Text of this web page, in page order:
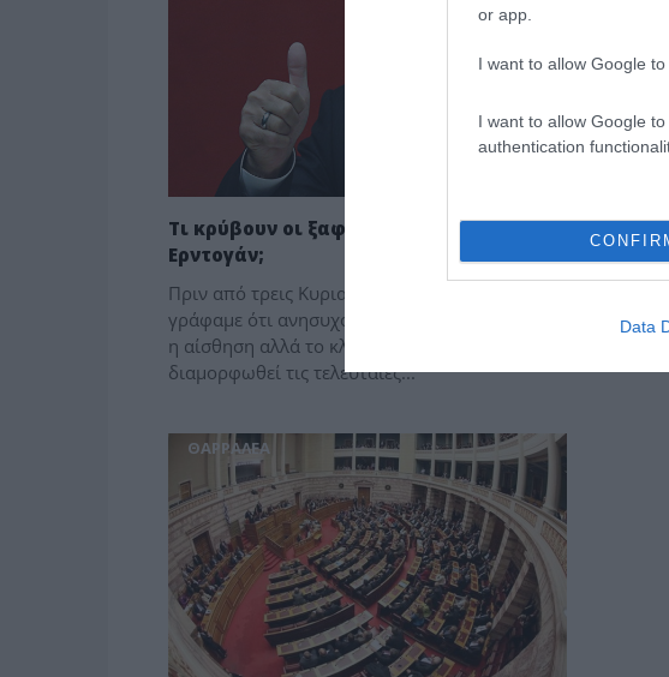
or app.
I want to allow Google
I want to allow Google
authentication
Data
Τι κρύβουν οι ξαφνικές χάρες προς τον
Ερντογάν;
Πριν από τρεις Κυριακές, από αυτό το μετερίζι,
γράφαμε ότι ανησυχούμε… Ο λόγος, όχι απλώς
η αίσθηση αλλά το κλίμα που έχει
διαμορφωθεί τις τελευταίες...
μας
Τον ρόλο
ΘΑΡΡΑΛΕΑ